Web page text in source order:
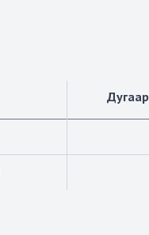
Дугаар